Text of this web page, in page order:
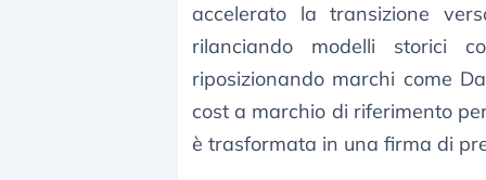
accelerato la transizione
rilanciando modelli storici
riposizionando marchi come
cost a marchio di riferimento
è trasformata in una firma di